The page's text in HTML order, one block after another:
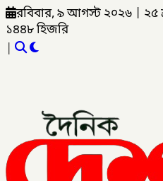
রবিবার, ৯ আগস্ট ২০২৬ ২৫
১৪৪৮ হিজরি
|